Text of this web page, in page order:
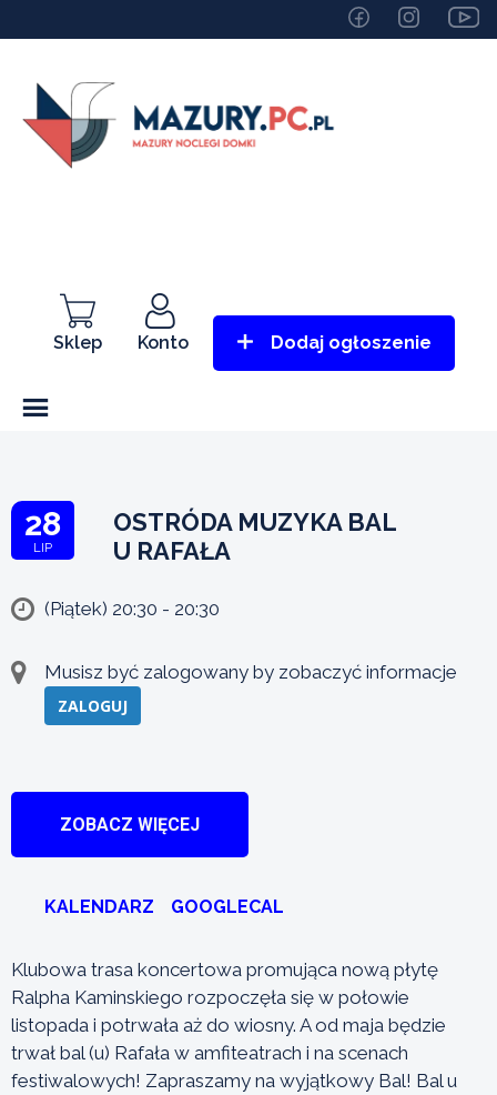
Sklep Konto Dodaj ogłoszenie
28
LIP
OSTRÓDA MUZYKA BAL
U RAFAŁA
(Piątek) 20:30 - 20:30
Musisz być zalogowany by zobaczyć informacje
ZALOGUJ
ZOBACZ WIĘCEJ
KALENDARZ GOOGLECAL
Klubowa trasa koncertowa promująca nową płytę
Ralpha Kaminskiego rozpoczęła się w połowie
listopada i potrwała aż do wiosny. A od maja będzie
trwał bal (u) Rafała w amfiteatrach i na scenach
festiwalowych! Zapraszamy na wyjątkowy Bal! Bal u